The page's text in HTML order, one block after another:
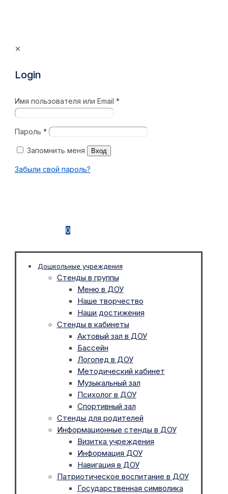
✕
Login
Имя пользователя или Email *
Пароль *
Запомнить меня Вход
Забыли свой пароль?
0
Дошкольные учреждения
Стенды в группы
Меню в ДОУ
Наше творчество
Наши достижения
Стенды в кабинеты
Актовый зал в ДОУ
Бассейн
Логопед в ДОУ
Методический кабинет
Музыкальный зал
Психолог в ДОУ
Спортивный зал
Стенды для родителей
Информационные стенды в ДОУ
Визитка учреждения
Информация ДОУ
Навигация в ДОУ
Патриотическое воспитание в ДОУ
Государственная символика